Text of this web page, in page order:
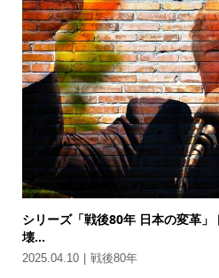
シリーズ「戦後80年 日本の変革
壊...
2025.04.10 戦後80年